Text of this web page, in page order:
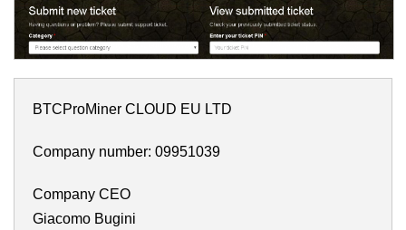
BTCProMiner CLOUD EU LTD
Company number: 09951039
Company CEO
Giacomo Bugini